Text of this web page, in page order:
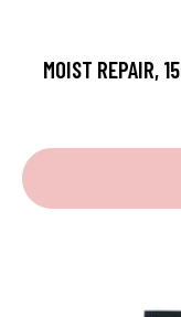
MOIST REPAIR,